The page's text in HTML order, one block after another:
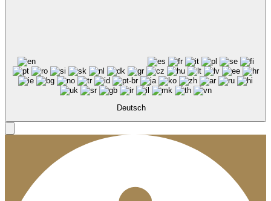
Deutsch